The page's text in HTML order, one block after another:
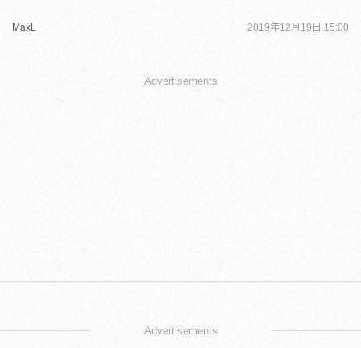
MaxL 2019年12月19日 15:00
Advertisements
Advertisements